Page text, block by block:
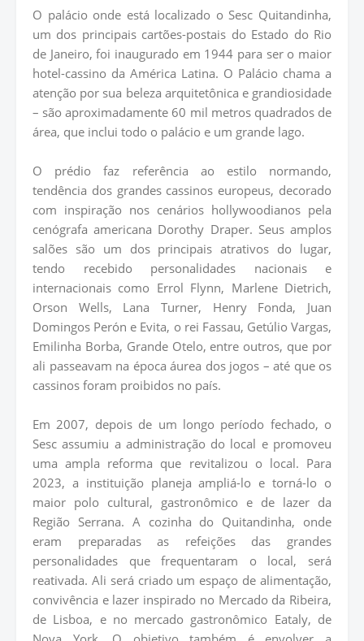
O palácio onde está localizado o Sesc Quitandinha,
um dos principais cartões-postais do Estado do Rio
de Janeiro, foi inaugurado em 1944 para ser o maior
hotel-cassino da América Latina. O Palácio chama a
atenção por sua beleza arquitetônica e grandiosidade
– são aproximadamente 60 mil metros quadrados de
área, que inclui todo o palácio e um grande lago.
O prédio faz referência ao estilo normando,
tendência dos grandes cassinos europeus, decorado
com inspiração nos cenários hollywoodianos pela
cenógrafa americana Dorothy Draper. Seus amplos
salões são um dos principais atrativos do lugar,
tendo recebido personalidades nacionais e
internacionais como Errol Flynn, Marlene Dietrich,
Orson Wells, Lana Turner, Henry Fonda, Juan
Domingos Perón e Evita, o rei Fassau, Getúlio Vargas,
Emilinha Borba, Grande Otelo, entre outros, que por
ali passeavam na época áurea dos jogos – até que os
cassinos foram proibidos no país.
Em 2007, depois de um longo período fechado, o
Sesc assumiu a administração do local e promoveu
uma ampla reforma que revitalizou o local. Para
2023, a instituição planeja ampliá-lo e torná-lo o
maior polo cultural, gastronômico e de lazer da
Região Serrana. A cozinha do Quitandinha, onde
eram preparadas as refeições das grandes
personalidades que frequentaram o local, será
reativada. Ali será criado um espaço de alimentação,
convivência e lazer inspirado no Mercado da Ribeira,
de Lisboa, e no mercado gastronômico Eataly, de